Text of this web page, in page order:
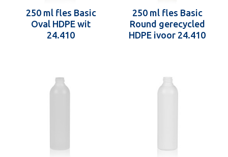
250 ml fles Basic
Oval HDPE wit
24.410
250 ml fles Basic
Round gerecycled
HDPE ivoor 24.410